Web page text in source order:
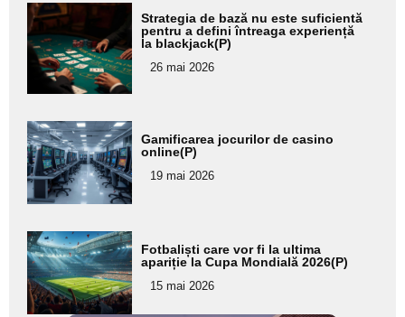
Adaugă
aici textul
pentru
subtitlu
Strategia de bază nu este suficientă
pentru a defini întreaga experiență
la blackjack(P)
26 mai 2026
Adaugă
aici textul
pentru
subtitlu
Gamificarea jocurilor de casino
online(P)
19 mai 2026
Adaugă
aici textul
pentru
subtitlu
Fotbaliști care vor fi la ultima
apariție la Cupa Mondială 2026(P)
15 mai 2026